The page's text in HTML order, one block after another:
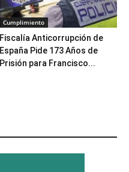
Cumplimiento
Fiscalía Anticorrupción de
España Pide 173 Años de
Prisión para Francisco...